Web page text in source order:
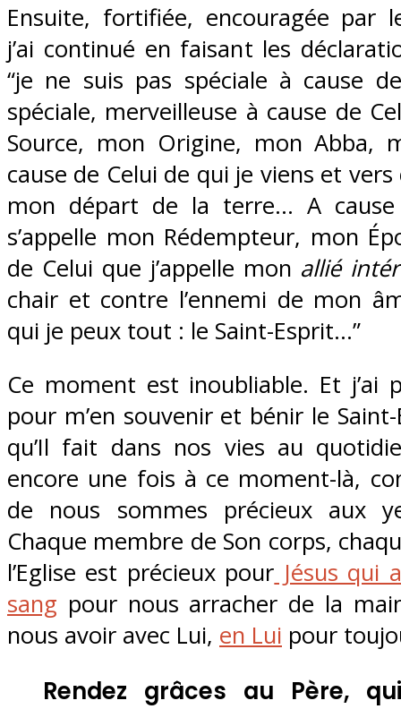
Ensuite, fortifiée, encouragée par
j’ai continué en faisant les
“je ne suis pas spéciale à cause
spéciale, merveilleuse à cause de
Source, mon Origine, mon Abba,
cause de Celui de qui je viens et vers
mon départ de la terre… A
s’appelle mon Rédempteur, mon
de Celui que j’appelle mon allié
chair et contre l’ennemi de mon
qui je peux tout : le Saint-Esprit…”
Ce moment est inoubliable. Et j’ai
pour m’en souvenir et bénir le
qu’Il fait dans nos vies au
encore une fois à ce moment-là,
de nous sommes précieux aux
Chaque membre de Son corps,
l’Eglise est précieux pour Jésus qui
sang pour nous arracher de la
nous avoir avec Lui, en Lui pour
Rendez grâces au Père,